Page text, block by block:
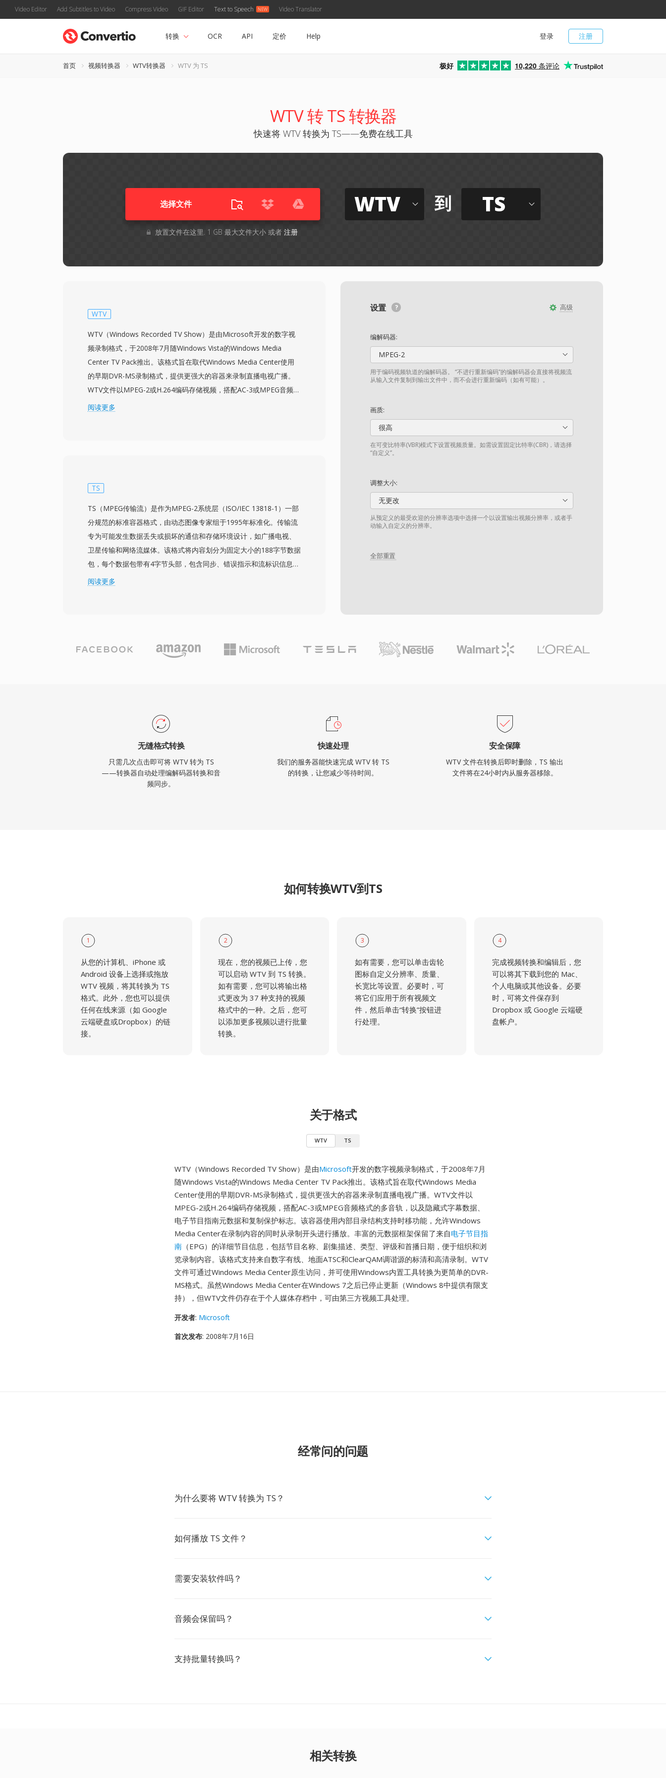
Video Editor Add Subtitles to Video Compress Video GIF Editor Text to Speech Video Translator
注册
登录
转换 OCR API 定价 Help
首页 视频转换器 WTV转换器 WTV 为 TS 极好 10,220 条评论
WTV 转 TS 转换器
快速将 WTV 转换为 TS——免费在线工具
选择文件
放置文件在这里. 1 GB 最大文件大小 或者 注册
WTV 到 TS
高级
设置
编解码器:
MPEG-2
用于编码视频轨道的编解码器。 “不进行重新编码”的编解码器会直接将视频流
从输入文件复制到输出文件中，而不会进行重新编码（如有可能）。
画质:
很高
在可变比特率(VBR)模式下设置视频质量。如需设置固定比特率(CBR)，请选择
“自定义”。
调整大小:
无更改
从预定义的最受欢迎的分辨率选项中选择一个以设置输出视频分辨率，或者手
动输入自定义的分辨率。
全部重置
WTV
WTV（Windows Recorded TV Show）是由Microsoft开发的数字视
频录制格式，于2008年7月随Windows Vista的Windows Media
Center TV Pack推出。该格式旨在取代Windows Media Center使用
的早期DVR-MS录制格式，提供更强大的容器来录制直播电视广播。
WTV文件以MPEG-2或H.264编码存储视频，搭配AC-3或MPEG音频格
式的多音轨，以及隐藏式字幕数据、电子节目指南元数据和复制保护
制。WTV文件可通过Windows Media Center原生访问，并可使用
Media Center在Windows 7之后已停止更新（Windows 8中提供有限
支持），但WTV文件仍存在于个人媒体存档中，可由第三方视频工具
处理。
阅读更多
TS
TS（MPEG传输流）是作为MPEG-2系统层（ISO/IEC 13818-1）一部
分规范的标准容器格式，由动态图像专家组于1995年标准化。传输流
专为可能发生数据丢失或损坏的通信和存储环境设计，如广播电视、
卫星传输和网络流媒体。该格式将内容划分为固定大小的188字节数据
包，每个数据包带有4字节头部，包含同步、错误指示和流标识信息。
这种数据包结构使接收器能够在信号中断后快速重新同步——这一关
全球数字电视传输的骨干，被DVB、ATSC和ISDB广播标准以及使用
HTTP Live Streaming（HLS）的IPTV和OTT流媒体服务所采用。强
阅读更多
无缝格式转换
只需几次点击即可将 WTV 转为 TS
——转换器自动处理编解码器转换和音
频同步。
快速处理
我们的服务器能快速完成 WTV 转 TS
的转换，让您减少等待时间。
安全保障
WTV 文件在转换后即时删除，TS 输出
文件将在24小时内从服务器移除。
如何转换WTV到TS
1
从您的计算机、iPhone 或
Android 设备上选择或拖放
WTV 视频，将其转换为 TS
格式。此外，您也可以提供
任何在线来源（如 Google
云端硬盘或Dropbox）的链
接。
2
现在，您的视频已上传，您
可以启动 WTV 到 TS 转换。
如有需要，您可以将输出格
式更改为 37 种支持的视频
格式中的一种。之后，您可
以添加更多视频以进行批量
转换。
3
如有需要，您可以单击齿轮
图标自定义分辨率、质量、
长宽比等设置。必要时，可
将它们应用于所有视频文
件，然后单击“转换”按钮进
行处理。
4
完成视频转换和编辑后，您
可以将其下载到您的 Mac、
个人电脑或其他设备。必要
时，可将文件保存到
Dropbox 或 Google 云端硬
盘帐户。
关于格式
WTV TS
WTV（Windows Recorded TV Show）是由Microsoft开发的数字视频录制格式，于2008年7月
随Windows Vista的Windows Media Center TV Pack推出。该格式旨在取代Windows Media
Center使用的早期DVR-MS录制格式，提供更强大的容器来录制直播电视广播。WTV文件以
MPEG-2或H.264编码存储视频，搭配AC-3或MPEG音频格式的多音轨，以及隐藏式字幕数据、
电子节目指南元数据和复制保护标志。该容器使用内部目录结构支持时移功能，允许Windows
Media Center在录制内容的同时从录制开头进行播放。丰富的元数据框架保留了来自电子节目指
南 （EPG）的详细节目信息，包括节目名称、剧集描述、类型、评级和首播日期，便于组织和浏
览录制内容。该格式支持来自数字有线、地面ATSC和ClearQAM调谐源的标清和高清录制。WTV
文件可通过Windows Media Center原生访问，并可使用Windows内置工具转换为更简单的DVR-
MS格式。虽然Windows Media Center在Windows 7之后已停止更新（Windows 8中提供有限支
持），但WTV文件仍存在于个人媒体存档中，可由第三方视频工具处理。
开发者: Microsoft
首次发布: 2008年7月16日
经常问的问题
为什么要将 WTV 转换为 TS？
如何播放 TS 文件？
需要安装软件吗？
音频会保留吗？
支持批量转换吗？
相关转换